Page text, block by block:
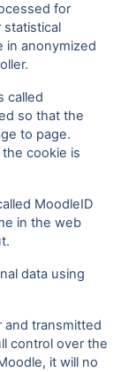
for
statistical
in anonymized
called
so that the
to page.
cookie is
MoodleID
in the web
data using
and transmitted
control over the
it will no